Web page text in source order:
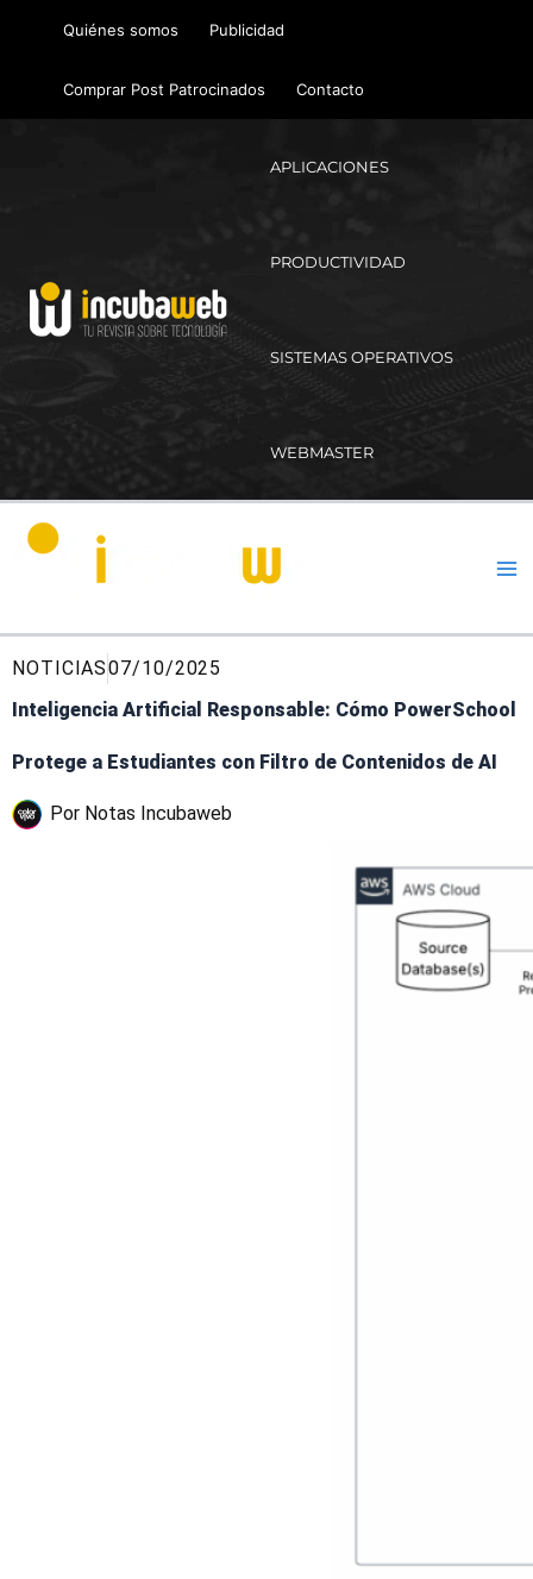
Quiénes somos Publicidad
Comprar Post Patrocinados Contacto
APLICACIONES
PRODUCTIVIDAD
SISTEMAS OPERATIVOS
WEBMASTER
NOTICIAS07/10/2025
Inteligencia Artificial Responsable: Cómo PowerSchool
Protege a Estudiantes con Filtro de Contenidos de AI
Por Notas Incubaweb